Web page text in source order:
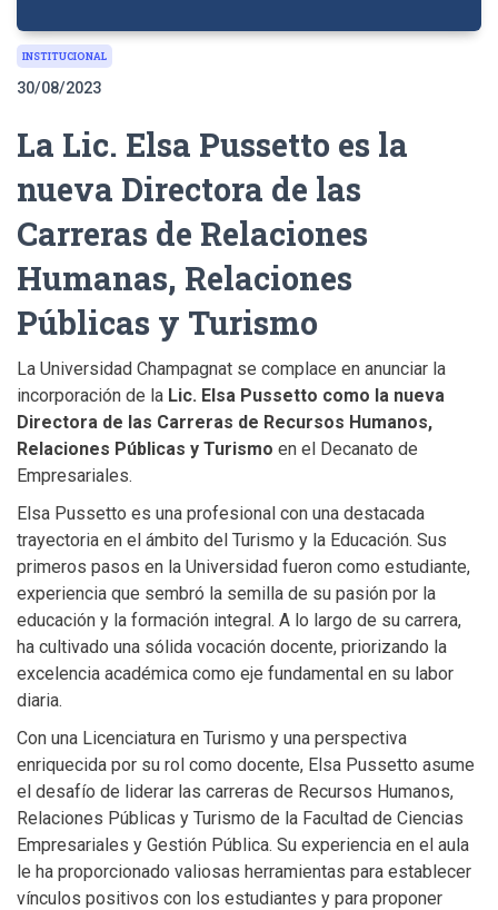
INSTITUCIONAL
30/08/2023
La Lic. Elsa Pussetto es la
nueva Directora de las
Carreras de Relaciones
Humanas, Relaciones
Públicas y Turismo
La Universidad Champagnat se complace en anunciar la
incorporación de la Lic. Elsa Pussetto como la nueva
Directora de las Carreras de Recursos Humanos,
Relaciones Públicas y Turismo en el Decanato de
Empresariales.
Elsa Pussetto es una profesional con una destacada
trayectoria en el ámbito del Turismo y la Educación. Sus
primeros pasos en la Universidad fueron como estudiante,
experiencia que sembró la semilla de su pasión por la
educación y la formación integral. A lo largo de su carrera,
ha cultivado una sólida vocación docente, priorizando la
excelencia académica como eje fundamental en su labor
diaria.
Con una Licenciatura en Turismo y una perspectiva
enriquecida por su rol como docente, Elsa Pussetto asume
el desafío de liderar las carreras de Recursos Humanos,
Relaciones Públicas y Turismo de la Facultad de Ciencias
Empresariales y Gestión Pública. Su experiencia en el aula
le ha proporcionado valiosas herramientas para establecer
vínculos positivos con los estudiantes y para proponer